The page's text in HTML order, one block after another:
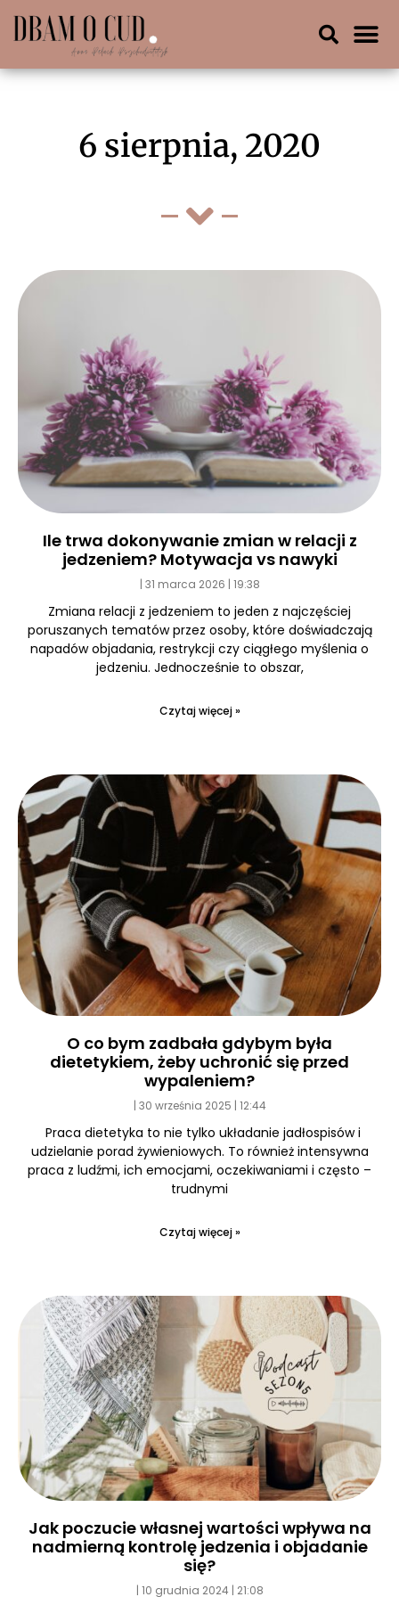
6 sierpnia, 2020
Ile trwa dokonywanie zmian w relacji z
jedzeniem? Motywacja vs nawyki
31 marca 2026 19:38
Zmiana relacji z jedzeniem to jeden z najczęściej
poruszanych tematów przez osoby, które doświadczają
napadów objadania, restrykcji czy ciągłego myślenia o
jedzeniu. Jednocześnie to obszar,
Czytaj więcej »
O co bym zadbała gdybym była
dietetykiem, żeby uchronić się przed
wypaleniem?
30 września 2025 12:44
Praca dietetyka to nie tylko układanie jadłospisów i
udzielanie porad żywieniowych. To również intensywna
praca z ludźmi, ich emocjami, oczekiwaniami i często –
trudnymi
Czytaj więcej »
Jak poczucie własnej wartości wpływa na
nadmierną kontrolę jedzenia i objadanie
się?
10 grudnia 2024 21:08